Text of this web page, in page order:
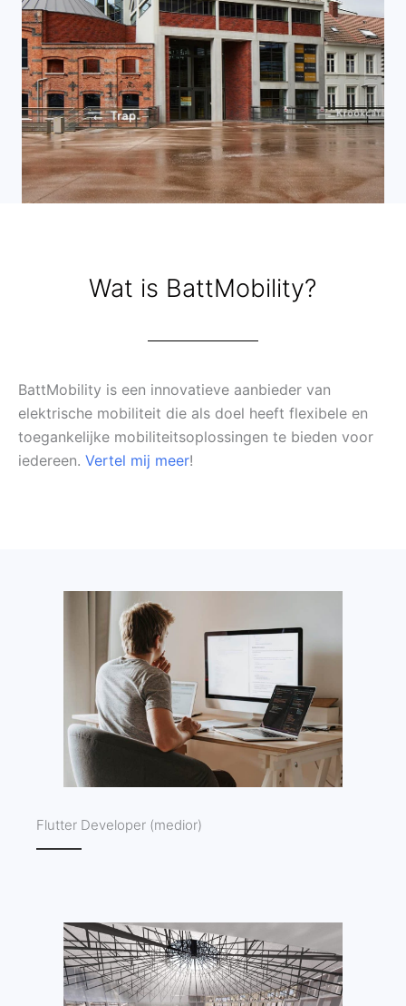
Wat is BattMobility?
BattMobility is een innovatieve aanbieder van
elektrische mobiliteit die als doel heeft flexibele en
toegankelijke mobiliteitsoplossingen te bieden voor
iedereen. Vertel mij meer!
Flutter Developer (medior)